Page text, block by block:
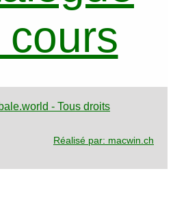
cours
- Tous droits
Réalisé par: macwin.ch